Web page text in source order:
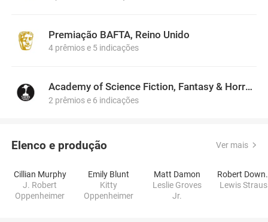
Premiação BAFTA, Reino Unido
4 prêmios e 5 indicações
Academy of Science Fiction, Fantasy & Horror Films, USA
2 prêmios e 6 indicações
Elenco e produção Ver mais
Cillian Murphy
J. Robert
Oppenheimer
Emily Blunt
Kitty
Oppenheimer
Matt Damon
Leslie Groves
Jr.
Lewis